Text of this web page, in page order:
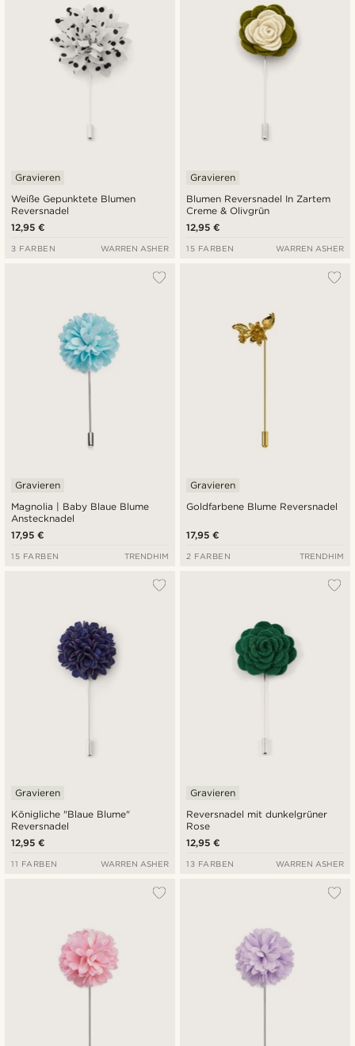
Weiße Gepunktete Blumen
Reversnadel
Gravieren
12,95 €
3 FARBEN WARREN ASHER
Blumen Reversnadel In Zartem
Creme & Olivgrün
Gravieren
12,95 €
15 FARBEN WARREN ASHER
Magnolia | Baby Blaue Blume
Anstecknadel
Gravieren
17,95 €
15 FARBEN TRENDHIM
Goldfarbene Blume Reversnadel
Gravieren
17,95 €
2 FARBEN TRENDHIM
Königliche "Blaue Blume"
Reversnadel
Gravieren
12,95 €
11 FARBEN WARREN ASHER
Reversnadel mit dunkelgrüner
Rose
Gravieren
12,95 €
13 FARBEN WARREN ASHER